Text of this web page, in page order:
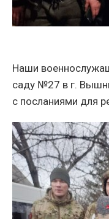
Наши
саду №27 в г.
с посланиями для